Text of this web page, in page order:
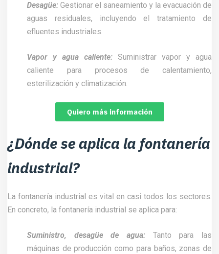
Desagüe: Gestionar el saneamiento y la evacuación de
aguas residuales, incluyendo el tratamiento de
efluentes industriales.
Vapor y agua caliente: Suministrar vapor y agua
caliente para procesos de calentamiento,
esterilización y climatización.
Quiero más información
¿Dónde se aplica la fontanería
industrial?
La fontanería industrial es vital en casi todos los sectores.
En concreto, la fontanería industrial se aplica para:
Suministro, desagüe de agua: Tanto para las
máquinas de producción como para baños, zonas de